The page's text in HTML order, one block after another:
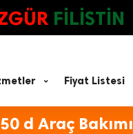
FİLİSTİN
Fiyat Listesi
d Araç Bakımı